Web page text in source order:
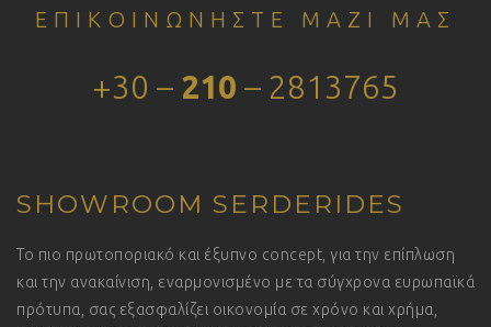
ΕΠΙΚΟΙΝΩΝΗΣΤΕ ΜΑΖΙ ΜΑΣ
+30 – 210 – 2813765
SHOWROOM SERDERIDES
Το πιο πρωτοποριακό και έξυπνο concept, για την επίπλωση
και την ανακαίνιση, εναρμονισμένο με τα σύγχρονα ευρωπαϊκά
πρότυπα, σας εξασφαλίζει οικονομία σε χρόνο και χρήμα,